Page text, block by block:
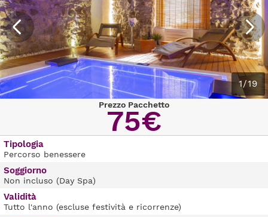
1/19
Prezzo Pacchetto
75€
Tipologia
Percorso benessere
Soggiorno
Non incluso (Day Spa)
Validità
Tutto l'anno (escluse festività e ricorrenze)